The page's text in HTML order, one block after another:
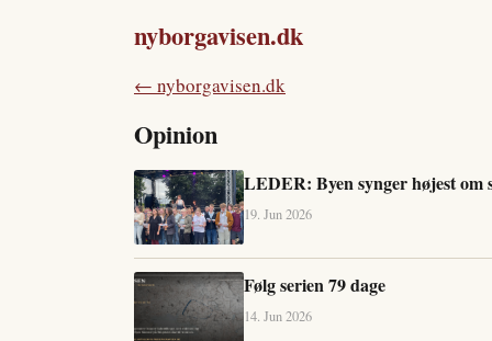
nyborgavisen.dk
← nyborgavisen.dk
Opinion
LEDER: Byen synger højest om
19. Jun 2026
Følg serien 79 dage
14. Jun 2026